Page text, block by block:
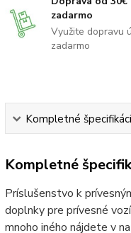
zadarmo
Využite dopravu
zadarmo
Kompletné
Kompletné
Príslušenstvo k
doplnky pre prívesné
mnoho iného nájdete v